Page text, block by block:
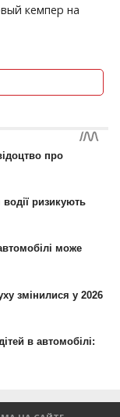
кемпер на